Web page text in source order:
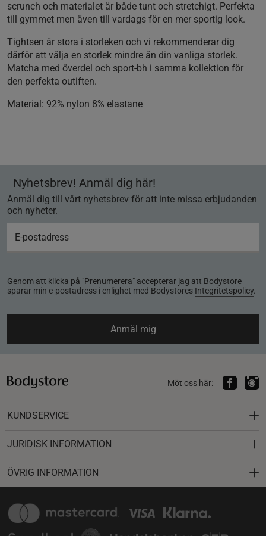
scrunch och materialet är både tunt och stretchigt. Perfekta
till gymmet men även till vardags för en mer sportig look.
Tightsen är stora i storleken och vi rekommenderar dig
därför att välja en storlek mindre än din vanliga storlek.
Matcha med överdel och sport-bh i samma kollektion för
den perfekta outiften.
Material : 92% nylon 8% elastane
Nyhetsbrev! Anmäl dig här!
Anmäl dig till vårt nyhetsbrev för att inte missa erbjudanden
och nyheter.
Genom att klicka på "Prenumerera" accepterar jag att Bodystore
sparar min e-postadress i enlighet med Bodystores Integritetspolicy.
Anmäl mig
Möt oss här:
KUNDSERVICE
JURIDISK INFORMATION
ÖVRIG INFORMATION